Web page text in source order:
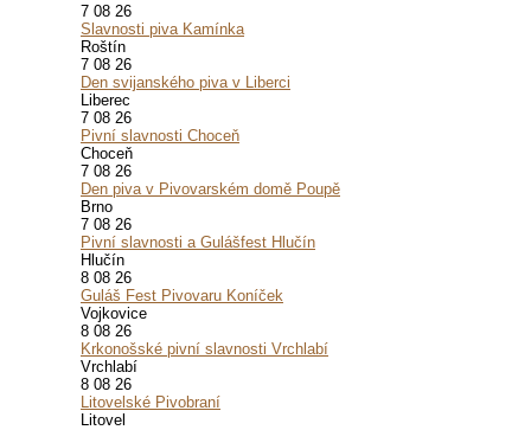
7 08 26
Slavnosti piva Kamínka
Roštín
7 08 26
Den svijanského piva v Liberci
Liberec
7 08 26
Pivní slavnosti Choceň
Choceň
7 08 26
Den piva v Pivovarském domě Poupě
Brno
7 08 26
Pivní slavnosti a Gulášfest Hlučín
Hlučín
8 08 26
Guláš Fest Pivovaru Koníček
Vojkovice
8 08 26
Krkonošské pivní slavnosti Vrchlabí
Vrchlabí
8 08 26
Litovelské Pivobraní
Litovel